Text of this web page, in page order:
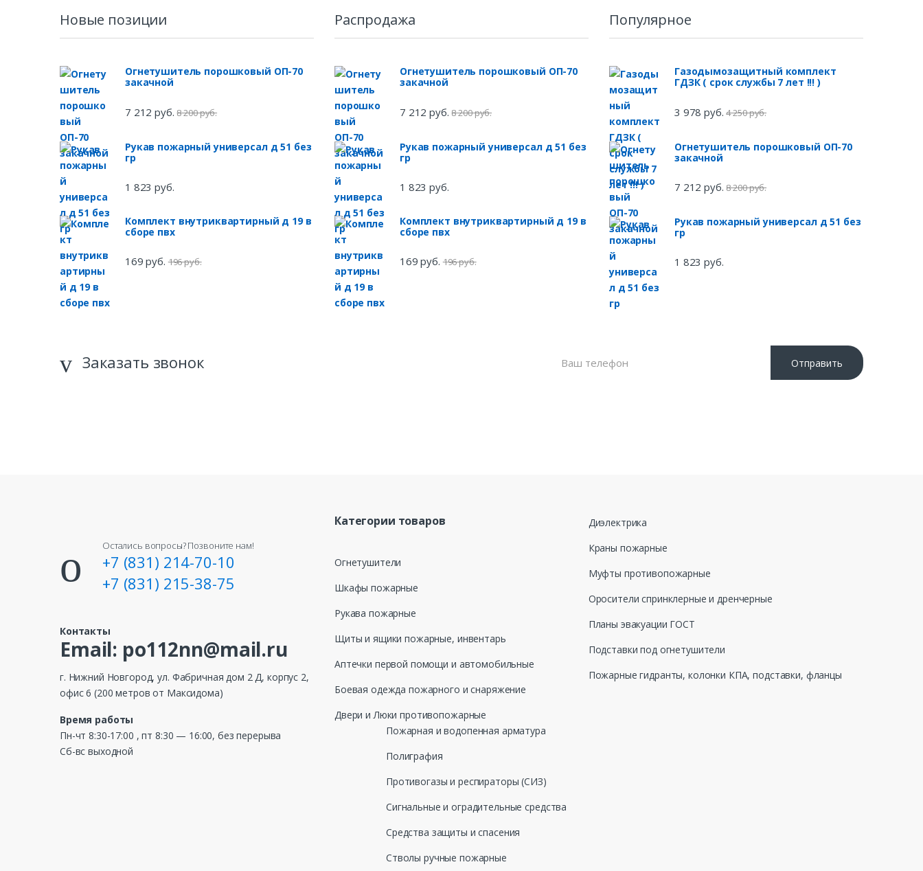
Новые позиции
Огнетушитель порошковый ОП-70
закачной
7 212 руб. 8 200 руб.
Рукав пожарный универсал д 51 без
гр
1 823 руб.
Комплект внутриквартирный д 19 в
сборе пвх
169 руб. 196 руб.
Распродажа
Огнетушитель порошковый ОП-70
закачной
7 212 руб. 8 200 руб.
Рукав пожарный универсал д 51 без
гр
1 823 руб.
Комплект внутриквартирный д 19 в
сборе пвх
169 руб. 196 руб.
Популярное
Газодымозащитный комплект
ГДЗК ( срок службы 7 лет !!! )
3 978 руб. 4 250 руб.
Огнетушитель порошковый ОП-70
закачной
7 212 руб. 8 200 руб.
Рукав пожарный универсал д 51 без
гр
1 823 руб.
Заказать звонок Отправить
Категории товаров
Огнетушители
Шкафы пожарные
Рукава пожарные
Щиты и ящики пожарные, инвентарь
Аптечки первой помощи и автомобильные
Боевая одежда пожарного и снаряжение
Двери и Люки противопожарные
Диэлектрика
Краны пожарные
Муфты противопожарные
Оросители спринклерные и дренчерные
Планы эвакуации ГОСТ
Подставки под огнетушители
Пожарные гидранты, колонки КПА, подставки, фланцы
Пожарная и водопенная арматура
Полиграфия
Противогазы и респираторы (СИЗ)
Сигнальные и оградительные средства
Средства защиты и спасения
Стволы ручные пожарные
Остались вопросы? Позвоните нам!
+7 (831) 214-70-10
+7 (831) 215-38-75
Контакты
Email: po112nn@mail.ru
г. Нижний Новгород, ул. Фабричная дом 2 Д, корпус 2,
офис 6 (200 метров от Максидома)
Время работы
Пн-чт 8:30-17:00 , пт 8:30 — 16:00, без перерыва
Сб-вс выходной